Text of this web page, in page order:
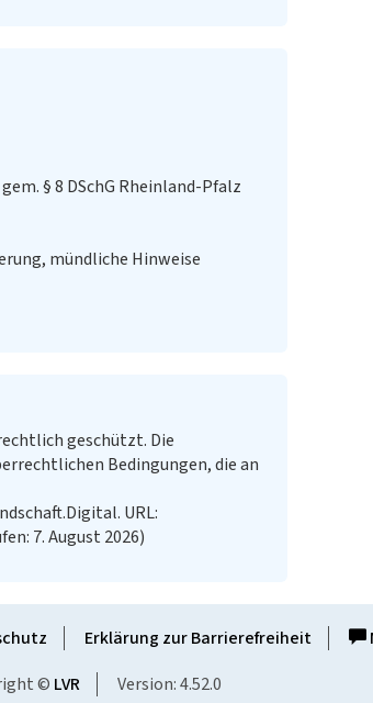
§ 8 DSchG Rheinland-Pfalz
mündliche Hinweise
geschützt. Die
Bedingungen, die an
URL:
7. August 2026)
Erklärung zur Barrierefreiheit
© LVR Version: 4.52.0